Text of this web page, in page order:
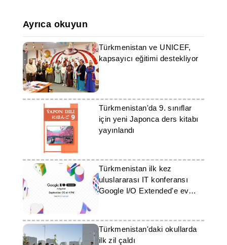
Ayrıca okuyun
Türkmenistan ve UNICEF,
kapsayıcı eğitimi destekliyor
Türkmenistan'da 9. sınıflar
için yeni Japonca ders kitabı
yayınlandı
Türkmenistan ilk kez
uluslararası IT konferansı
Google I/O Extended'e ev
Türkmenistan'daki okullarda
ilk zil çaldı